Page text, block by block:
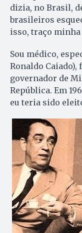
dizia, no Brasil,
brasileiros
isso, traço
Sou médico,
Ronaldo
governador de
República. Em
eu teria sido